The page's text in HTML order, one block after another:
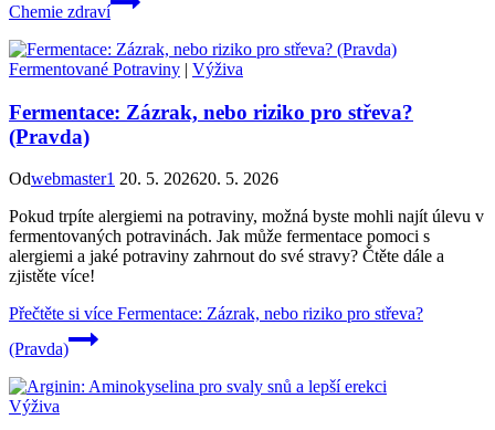
Chemie zdraví
Fermentované Potraviny | Výživa
Fermentace: Zázrak, nebo riziko pro střeva?
(Pravda)
Odwebmaster1 20. 5. 202620. 5. 2026
Pokud trpíte alergiemi na potraviny, možná byste mohli najít úlevu v
fermentovaných potravinách. Jak může fermentace pomoci s
alergiemi a jaké potraviny zahrnout do své stravy? Čtěte dále a
zjistěte více!
Přečtěte si více Fermentace: Zázrak, nebo riziko pro střeva?
(Pravda)
Výživa